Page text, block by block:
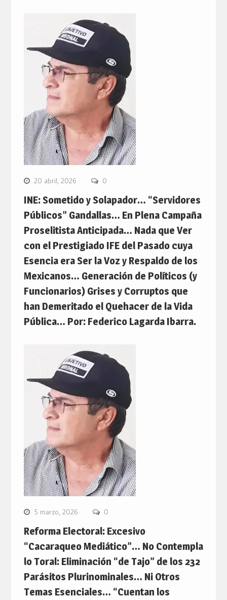
20 abril, 2026 0
INE: Sometido y Solapador… “Servidores
Públicos” Gandallas… En Plena Campaña
Proselitista Anticipada… Nada que Ver
con el Prestigiado IFE del Pasado cuya
Esencia era Ser la Voz y Respaldo de los
Mexicanos… Generación de Políticos (y
Funcionarios) Grises y Corruptos que
han Demeritado el Quehacer de la Vida
Pública… Por: Federico Lagarda Ibarra.
5 marzo, 2026 0
Reforma Electoral: Excesivo
“Cacaraqueo Mediático”… No Contempla
lo Toral: Eliminación “de Tajo” de los 232
Parásitos Plurinominales… Ni Otros
Temas Esenciales… “Cuentan los